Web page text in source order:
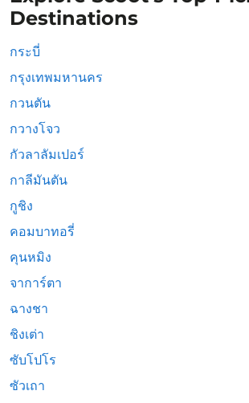
Destinations
กระบี่
กรุงเทพมหานคร
กวนตัน
กวางโจว
กัวลาลัมเปอร์
กาลีมันตัน
กูชิง
คอมบาทอรี่
คุนหมิง
จาการ์ตา
ฉางชา
ชิงเต่า
ซับโปโร
ซัวเถา